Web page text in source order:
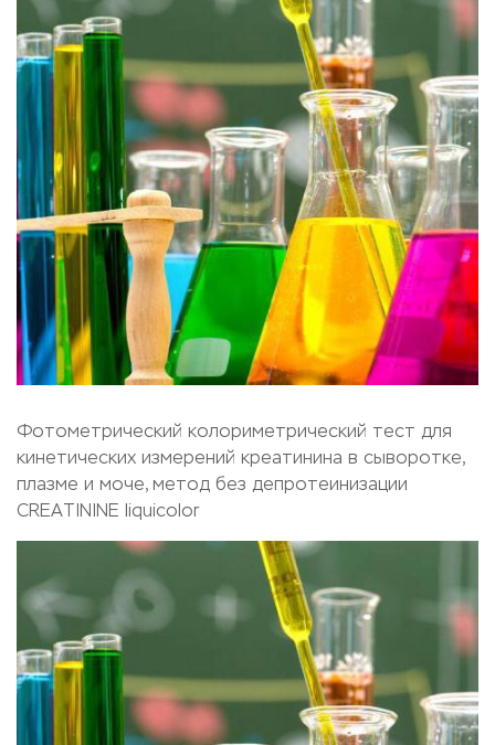
Фотометрический колориметрический тест для
кинетических измерений креатинина в сыворотке,
плазме и моче, метод без депротеинизации
CREATININE liquicolor